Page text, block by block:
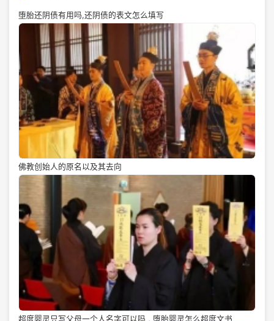
堕胎还阴债有用吗,还阴债的表文怎么填写
佛教创始人的原名以及其去向
超度婴灵只写父母一个人名字可以吗 , 堕胎婴灵怎么超度文书